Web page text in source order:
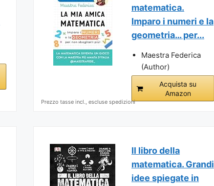
matematica.
Imparo i numeri e la
geometria… per...
Maestra Federica
(Author)
Acquista su
Amazon
Prezzo tasse incl., escluse spedizioni
Il libro della
matematica. Grandi
idee spiegate in